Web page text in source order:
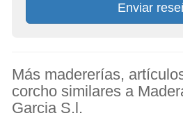
Enviar
Más madererías,
corcho similares a
Garcia S.l.